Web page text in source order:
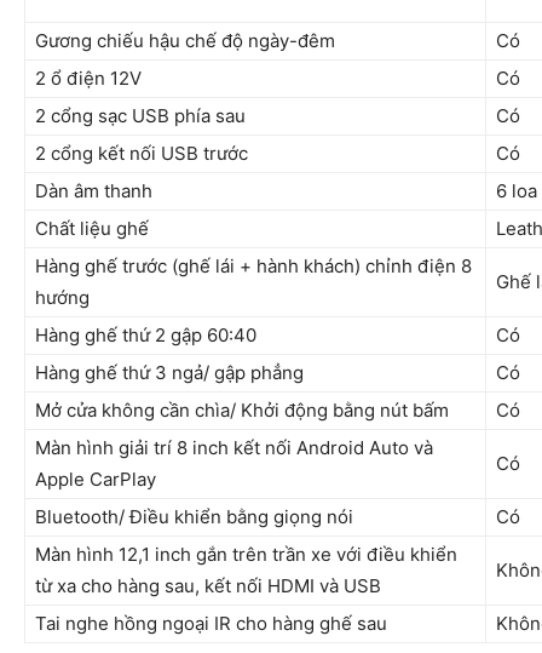
Gương chiếu hậu chế độ ngày-đêm
Có
2 ổ điện 12V
Có
2 cổng sạc USB phía sau
Có
2 cổng kết nối USB trước
Có
Dàn âm thanh
6 loa
Chất liệu ghế
Hàng ghế trước (ghế lái + hành khách) chỉnh điện 8
hướng
Ghế
Hàng ghế thứ 2 gập 60:40
Có
Hàng ghế thứ 3 ngả/ gập phẳng
Có
Mở cửa không cần chìa/ Khởi động bằng nút bấm
Có
Màn hình giải trí 8 inch kết nối Android Auto và
Apple CarPlay
Có
Bluetooth/ Điều khiển bằng giọng nói
Có
Màn hình 12,1 inch gắn trên trần xe với điều khiển
từ xa cho hàng sau, kết nối HDMI và USB
Tai nghe hồng ngoại IR cho hàng ghế sau